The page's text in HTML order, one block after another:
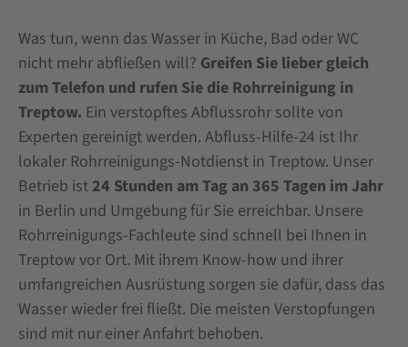
Was tun, wenn das Wasser in Küche, Bad oder WC
nicht mehr abfließen will? Greifen Sie lieber gleich
zum Telefon und rufen Sie die Rohrreinigung in
Treptow. Ein verstopftes Abflussrohr sollte von
Experten gereinigt werden. Abfluss-Hilfe-24 ist Ihr
lokaler Rohrreinigungs-Notdienst in Treptow. Unser
Betrieb ist 24 Stunden am Tag an 365 Tagen im Jahr
in Berlin und Umgebung für Sie erreichbar. Unsere
Rohrreinigungs-Fachleute sind schnell bei Ihnen in
Treptow vor Ort. Mit ihrem Know-how und ihrer
umfangreichen Ausrüstung sorgen sie dafür, dass das
Wasser wieder frei fließt. Die meisten Verstopfungen
sind mit nur einer Anfahrt behoben.